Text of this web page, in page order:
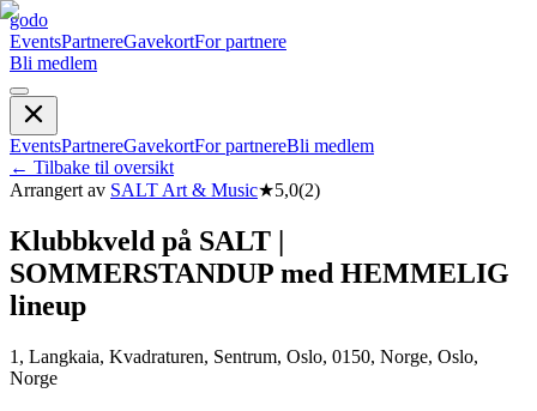
godo
EventsPartnereGavekortFor partnere
Bli medlem
EventsPartnereGavekortFor partnereBli medlem
← Tilbake til oversikt
Arrangert av SALT Art & Music★5,0(2)
Klubbkveld på SALT |
SOMMERSTANDUP med HEMMELIG
lineup
1, Langkaia, Kvadraturen, Sentrum, Oslo, 0150, Norge, Oslo,
Norge